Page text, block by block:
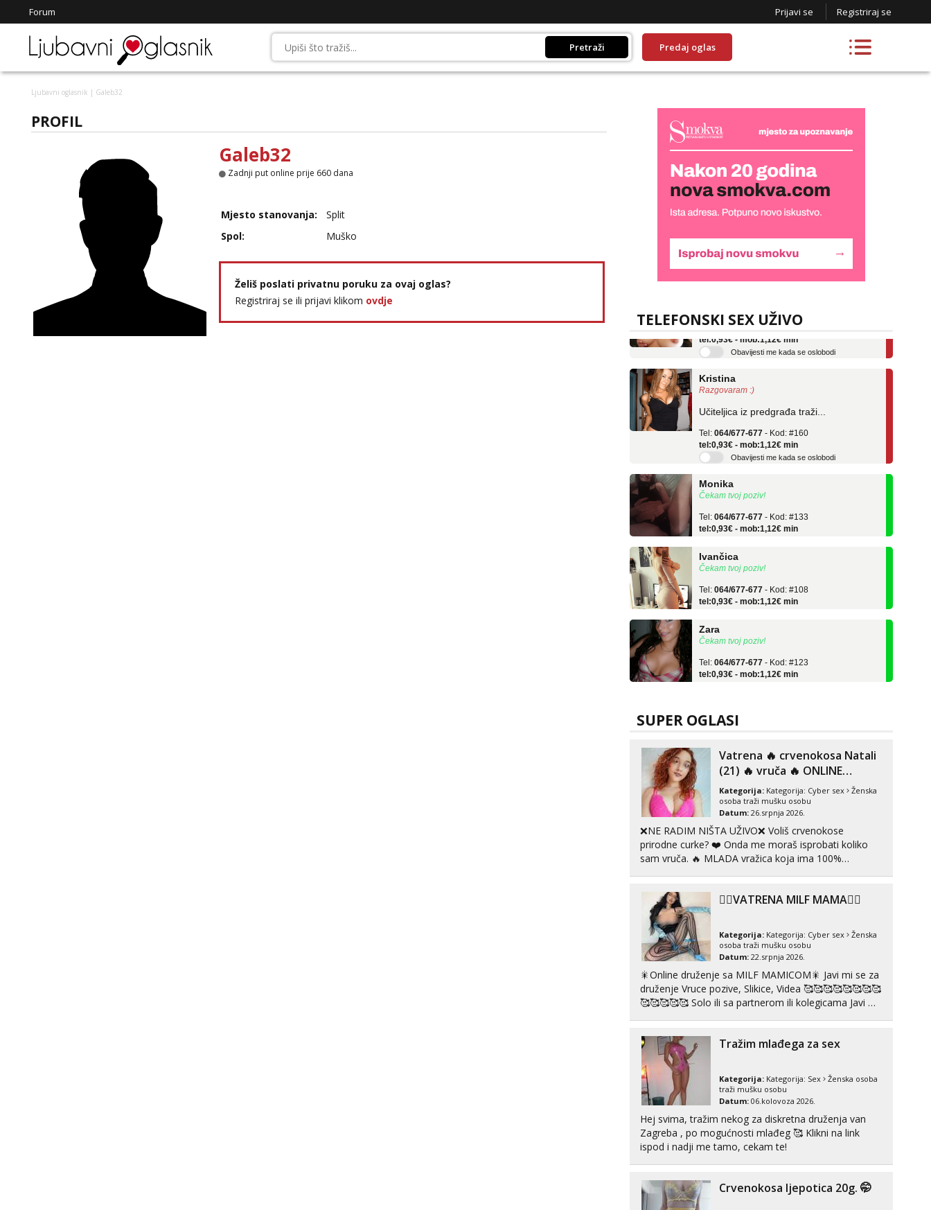
Forum Prijavi se Registriraj se
Pretraži Predaj oglas
Ljubavni oglasnik | Galeb32
PROFIL
Galeb32
Zadnji put online prije 660 dana
Mjesto stanovanja:
Split
Spol:
Muško
Želiš poslati privatnu poruku za ovaj oglas?
Registriraj se ili prijavi klikom ovdje
TELEFONSKI SEX UŽIVO
Liliana
Tel:064/677-677 - Kod: #69
tel:0,93€ - mob:1,12€ min
Obavijesti me kada se oslobodi
Razgovaram :)
tel:0,93€ - mob:1,12€ min
Obavijesti me kada se oslobodi
Čekam tvoj poziv!
tel:0,93€ - mob:1,12€ min
Čekam tvoj poziv!
tel:0,93€ - mob:1,12€ min
Čekam tvoj poziv!
tel:0,93€ - mob:1,12€ min
Tel:064/677-677
Liliana
Razgovaram :)
Tel: 064/677-677- Kod: #69
tel:0,93€ - mob:1,12€ min
Kristina
Razgovaram :)
Učiteljica iz predgrađa traži...
Tel: 064/677-677- Kod: #160
tel:0,93€ - mob:1,12€ min
Monika
Čekam tvoj poziv!
Tel:064/677-677- Kod: #133
tel:0,93€ - mob:1,12€ min
Čekam tvoj poziv!
Tel:064/677-677- Kod: #123
tel:0,93€ - mob:1,12€ min
Čekam tvoj poziv!
SUPER OGLASI
Vatrena ‎️‍🔥 crvenokosa Natali
(21) ‎️‍🔥 vruča‎ ️‍🔥 ONLINE
ZABAVA
Kategorija: Kategorija: Cyber sex
Ženska
osoba traži mušku osobu
Datum: 26.srpnja 2026.
❌NE RADIM NIŠTA UŽIVO❌ Voliš crvenokose
prirodne curke? ❤️ Onda me moraš isprobati koliko
sam vruča.‎ ️‍🔥 MLADA vražica koja ima 100%
možeš pranaći nešto po svojoj mjeri. Sexi videa s
kolegica...
❤️‍🔥VATRENA MILF MAMA❤️‍🔥
Kategorija: Kategorija: Cyber sex
Ženska
osoba traži mušku osobu
Datum: 22.srpnja 2026.
🎇Online druženje sa MILF MAMICOM🎇 Javi mi se za
druženje Vruce pozive, Slikice, Videa 🥰🥰🥰🥰🥰🥰🥰🥰
🥰🥰🥰🥰🥰 Solo ili sa partnerom ili kolegicama Javi mi
RADIM SASTANKE I DRUZENJA UZIVO🤬...
Tražim mlađega za sex
Kategorija: Kategorija: Sex
Ženska osoba
traži mušku osobu
Datum: 06.kolovoza 2026.
Hej svima, tražim nekog za diskretna druženja van
Zagreba , po mogućnosti mlađeg 🥰 Klikni na link
ispod i nadji me tamo, cekam te!
Crvenokosa ljepotica 20g. 🤭